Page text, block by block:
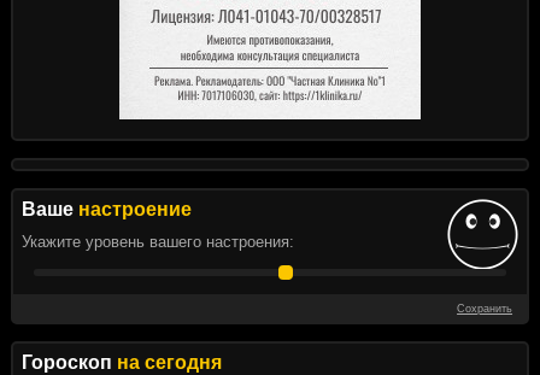
Ваше настроение
Укажите уровень вашего настроения:
Сохранить
Гороскоп на сегодня